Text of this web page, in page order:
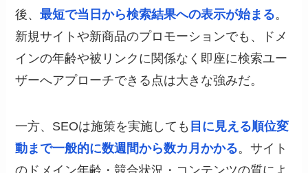
後、最短で当日から検索結果への表示が始まる。
新規サイトや新商品のプロモーションでも、ドメ
インの年齢や被リンクに関係なく即座に検索ユー
ザーへアプローチできる点は大きな強みだ。
一方、SEOは施策を実施しても 目に見える順位変
動まで一般的に数週間から数カ月かかる。サイト